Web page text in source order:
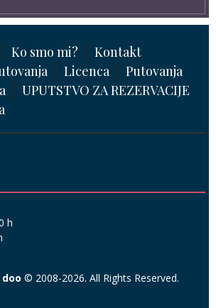
Ko smo mi?
Kontakt
Licenca
Putovanja
UPUTSTVO ZA REZERVACIJE
h
© 2008-2026. All Rights Reserved.